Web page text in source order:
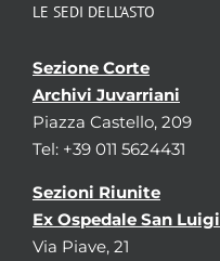
LE SEDI DELL’ASTO
Sezione Corte
Archivi Juvarriani
Piazza Castello, 209
Tel: +39 011 5624431
Sezioni Riunite
Ex Ospedale San Luigi
Via Piave, 21